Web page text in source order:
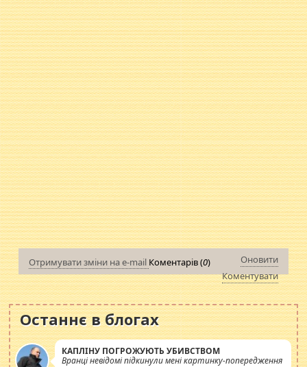
Отримувати зміни на e-mail Коментарів (0)
Оновити
Коментувати
Останнє в блогах
КАПЛІНУ ПОГРОЖУЮТЬ УБИВСТВОМ
Вранці невідомі підкинули мені картинку-попередження